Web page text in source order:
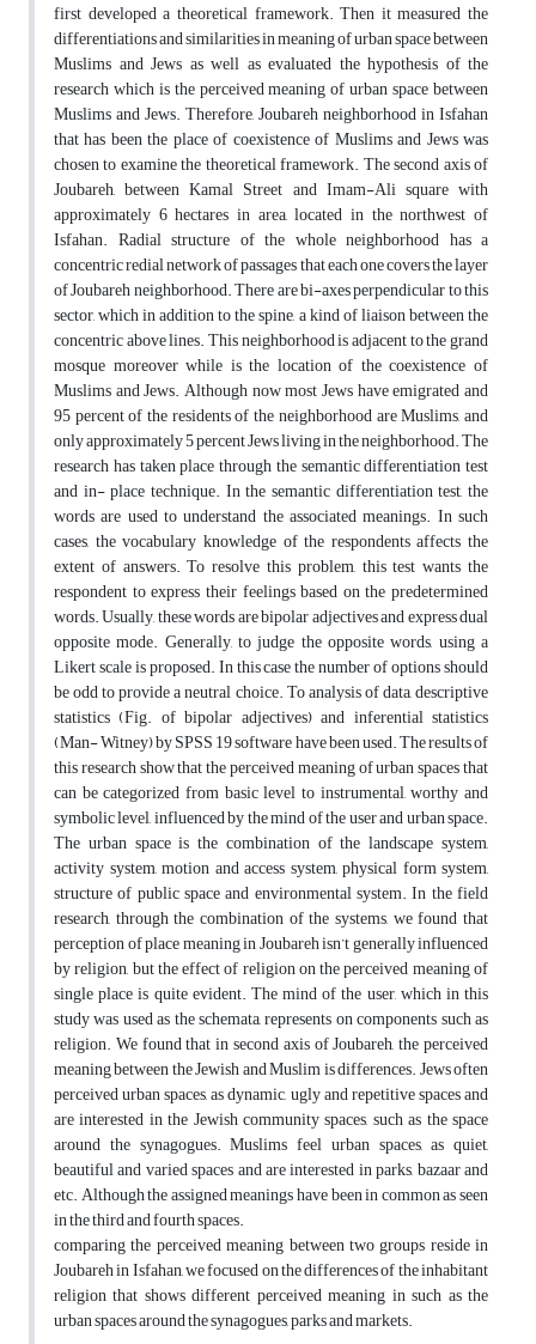
first developed a theoretical framework. Then it measured the
differentiations and similarities in meaning of urban space between
Muslims and Jews as well as evaluated the hypothesis of the
research which is the perceived meaning of urban space between
Muslims and Jews. Therefore, Joubareh neighborhood in Isfahan
that has been the place of coexistence of Muslims and Jews was
chosen to examine the theoretical framework. The second axis of
Joubareh, between Kamal Street and Imam-Ali square with
approximately 6 hectares in area, located in the northwest of
Isfahan. Radial structure of the whole neighborhood has a
concentric redial network of passages that each one covers the layer
of Joubareh neighborhood. There are bi-axes perpendicular to this
sector, which in addition to the spine, a kind of liaison between the
concentric above lines. This neighborhood is adjacent to the grand
mosque moreover while is the location of the coexistence of
Muslims and Jews. Although now most Jews have emigrated and
95 percent of the residents of the neighborhood are Muslims, and
only approximately 5 percent Jews living in the neighborhood. The
research has taken place through the semantic differentiation test
and in- place technique. In the semantic differentiation test, the
words are used to understand the associated meanings. In such
cases, the vocabulary knowledge of the respondents affects the
extent of answers. To resolve this problem, this test wants the
respondent to express their feelings based on the predetermined
words. Usually, these words are bipolar adjectives and express dual
opposite mode. Generally, to judge the opposite words, using a
Likert scale is proposed. In this case the number of options should
be odd to provide a neutral choice. To analysis of data, descriptive
statistics (Fig. of bipolar adjectives) and inferential statistics
(Man- Witney) by SPSS 19 software have been used. The results of
this research show that the perceived meaning of urban spaces that
can be categorized from basic level to instrumental, worthy and
symbolic level, influenced by the mind of the user and urban space.
The urban space is the combination of the landscape system,
activity system, motion and access system, physical form system,
structure of public space and environmental system. In the field
research, through the combination of the systems, we found that
perception of place meaning in Joubareh isn’t generally influenced
by religion, but the effect of religion on the perceived meaning of
single place is quite evident. The mind of the user, which in this
study was used as the schemata, represents on components such as
religion. We found that in second axis of Joubareh, the perceived
meaning between the Jewish and Muslim is differences. Jews often
perceived urban spaces, as dynamic, ugly and repetitive spaces and
are interested in the Jewish community spaces, such as the space
around the synagogues. Muslims feel urban spaces, as quiet,
beautiful and varied spaces and are interested in parks, bazaar and
etc. Although the assigned meanings have been in common as seen
in the third and fourth spaces.
comparing the perceived meaning between two groups reside in
Joubareh in Isfahan, we focused on the differences of the inhabitant
religion that shows different perceived meaning in such as the
urban spaces around the synagogues, parks and markets.